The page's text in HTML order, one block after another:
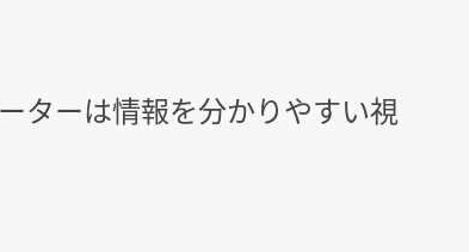
ターは情報を分かりやすい視